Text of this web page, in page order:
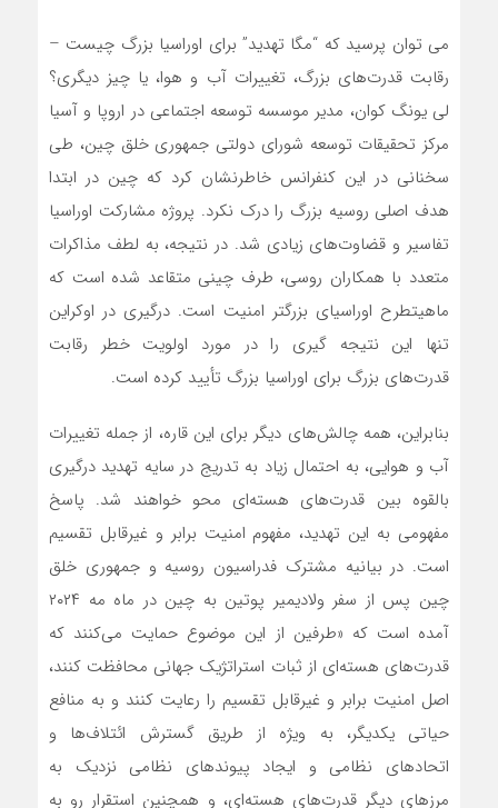
می توان پرسید که “مگا تهدید” برای اوراسیا بزرگ چیست –
رقابت قدرت‌های بزرگ، تغییرات آب و هوا، یا چیز دیگری؟
لی یونگ کوان، مدیر موسسه توسعه اجتماعی در اروپا و آسیا
مرکز تحقیقات توسعه شورای دولتی جمهوری خلق چین، طی
سخنانی در این کنفرانس خاطرنشان کرد که چین در ابتدا
هدف اصلی روسیه بزرگ را درک نکرد. پروژه مشارکت اوراسیا
تفاسیر و قضاوت‌های زیادی شد. در نتیجه، به لطف مذاکرات
متعدد با همکاران روسی، طرف چینی متقاعد شده است که
ماهیتطرح اوراسیای بزرگتر امنیت است. درگیری در اوکراین
تنها این نتیجه گیری را در مورد اولویت خطر رقابت
قدرت‌های بزرگ برای اوراسیا بزرگ تأیید کرده است.
بنابراین، همه چالش‌های دیگر برای این قاره، از جمله تغییرات
آب و هوایی، به احتمال زیاد به تدریج در سایه تهدید درگیری
بالقوه بین قدرت‌های هسته‌ای محو خواهند شد. پاسخ
مفهومی به این تهدید، مفهوم امنیت برابر و غیرقابل تقسیم
است. در بیانیه مشترک فدراسیون روسیه و جمهوری خلق
چین پس از سفر ولادیمیر پوتین به چین در ماه مه ۲۰۲۴
آمده است که «طرفین از این موضوع حمایت می‌کنند که
قدرت‌های هسته‌ای از ثبات استراتژیک جهانی محافظت کنند،
اصل امنیت برابر و غیرقابل تقسیم را رعایت کنند و به منافع
حیاتی یکدیگر، به ویژه از طریق گسترش ائتلاف‌ها و
اتحادهای نظامی و ایجاد پیوندهای نظامی نزدیک به
مرزهای دیگر قدرت‌های هسته‌ای، و همچنین استقرار رو به